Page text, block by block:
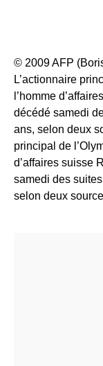
© 2009 AFP
L’actionnaire
l’homme
décédé samedi
ans, selon deux
principal de
d’affaires suisse
samedi des
selon deux